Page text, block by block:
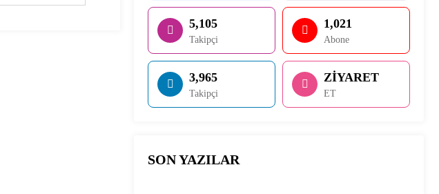
5,105
Takipçi
1,021
Abone
3,965
Takipçi
ZİYARET
ET
SON YAZILAR